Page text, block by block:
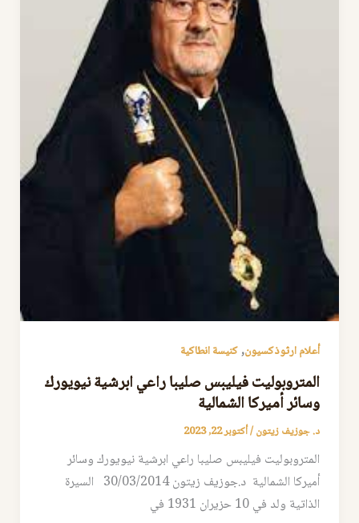
أعلام ارثوذكسيون,كنيسة انطاكية
المتروبوليت فيليبس صليبا راعي ابرشية نيويورك
وسائر أميركا الشمالية
د. جوزيف زيتون/أكتوبر 22, 2023
المتروبوليت فيليبس صليبا راعي ابرشية نيويورك وسائر
أميركا الشمالية د.جوزيف زيتون 30/03/2014 السيرة
الذاتية ولد في 10 حزيران 1931 في